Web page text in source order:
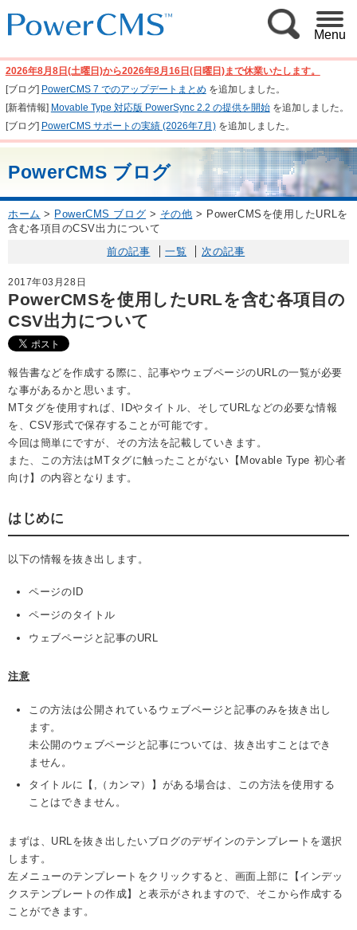
Menu
2026年8月8日(土曜日)から2026年8月16日(日曜日)まで休業いたします。
[ブログ] PowerCMS 7 でのアップデートまとめ を追加しました。
[新着情報] Movable Type 対応版 PowerSync 2.2 の提供を開始を追加しました。
[ブログ] PowerCMS サポートの実績 (2026年7月)を追加しました。
PowerCMS ブログ
ホーム > PowerCMS ブログ > その他 > PowerCMSを使用したURLを
含む各項目のCSV出力について
前の記事 一覧 次の記事
2017年03月28日
PowerCMSを使用したURLを含む各項目の
CSV出力について
報告書などを作成する際に、記事やウェブページのURLの一覧が必要
な事があるかと思います。
MTタグを使用すれば、IDやタイトル、そしてURLなどの必要な情報
を、CSV形式で保存することが可能です。
今回は簡単にですが、その方法を記載していきます。
また、この方法はMTタグに触ったことがない【Movable Type 初心者
向け】の内容となります。
はじめに
以下の情報を抜き出します。
ページのID
ページのタイトル
ウェブページと記事のURL
注意
この方法は公開されているウェブページと記事のみを抜き出し
ます。
未公開のウェブページと記事については、抜き出すことはでき
ません。
タイトルに【,（カンマ）】がある場合は、この方法を使用する
ことはできません。
まずは、URLを抜き出したいブログのデザインのテンプレートを選択
します。
左メニューのテンプレートをクリックすると、画面上部に【インデッ
クステンプレートの作成】と表示がされますので、そこから作成する
ことができます。